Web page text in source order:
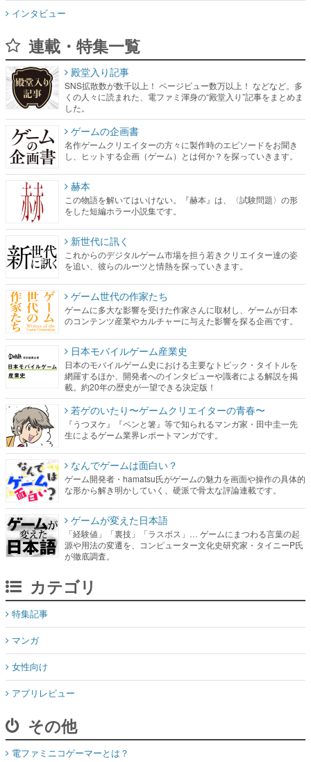
インタビュー
連載・特集一覧
殿堂入り記事
SNS拡散数が数千以上！ ページビュー数万以上！ などなど。多
くの人々に読まれた、電ファミ渾身の“殿堂入り”記事をまとめま
した。
ゲームの企画書
名作ゲームクリエイターの方々に製作時のエピソードをお聞き
し、ヒットする企画（ゲーム）とは何か？を探っていきます。
赫本
この物語を解いてはいけない。『赫本』は、〈試験問題〉の形
をした短編ホラー小説集です。
新世代に訊く
これからのデジタルゲーム市場を担う若きクリエイター達の姿
を追い、彼らのルーツと情熱を探っていきます。
ゲーム世代の作家たち
ゲームに多大な影響を受けた作家さんに取材し、ゲームが日本
のコンテンツ産業やカルチャーに与えた影響を探る企画です。
日本モバイルゲーム産業史
日本のモバイルゲーム史における主要なトピック・タイトルを
網羅するほか、開発者へのインタビューや識者による解説を掲
載。約20年の歴史が一望できる決定版！
若ゲのいたり〜ゲームクリエイターの青春〜
『うつヌケ』『ペンと箸』等で知られるマンガ家・田中圭一先
生によるゲーム業界レポートマンガです。
なんでゲームは面白い？
ゲーム開発者・hamatsu氏がゲームの魅力を画面や操作の具体的
な形から解き明かしていく、硬派で骨太な評論連載です。
ゲームが変えた日本語
「経験値」「裏技」「ラスボス」… ゲームにまつわる言葉の起
源や用法の変遷を、コンピューター文化史研究家・タイニーP氏
が徹底調査。
カテゴリ
特集記事
マンガ
女性向け
アプリレビュー
その他
電ファミニコゲーマーとは？